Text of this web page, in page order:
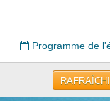
Programme de